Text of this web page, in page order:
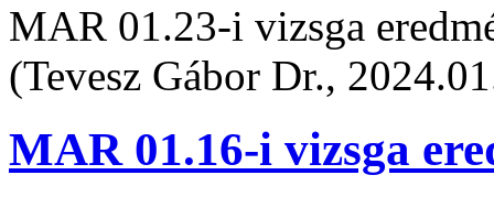
MAR 01.23-i vizsga
(Tevesz Gábor Dr.,
MAR 01.16-i vizsga